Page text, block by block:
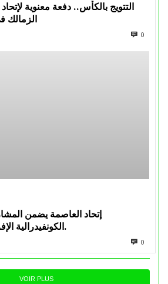
التتويج بالكأس.. دفعة معنوية
الزمالك
0
إتحاد العاصمة يضمن
الكونفيدرالية الإفريقية الموسم القادم.
0
VOIR PLUS